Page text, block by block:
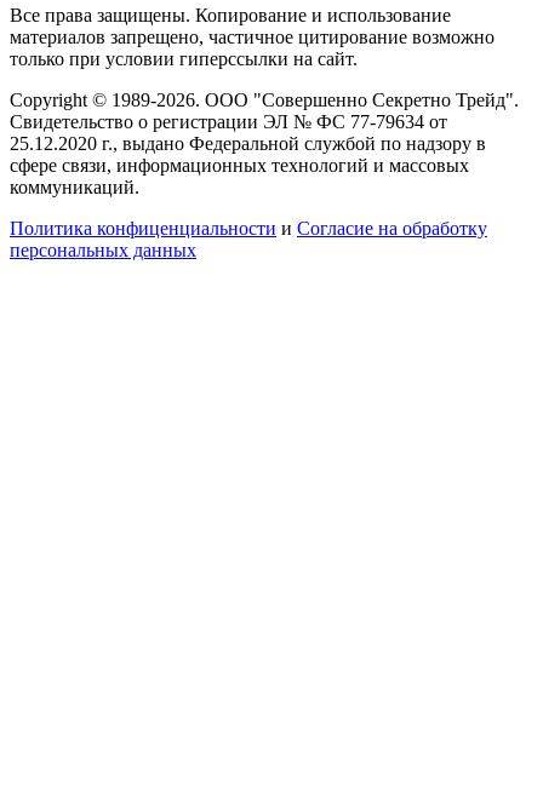
Все права защищены. Копирование и использование
материалов запрещено, частичное цитирование возможно
только при условии гиперссылки на сайт.
Copyright © 1989-2026. ООО "Совершенно Секретно Трейд".
Свидетельство о регистрации ЭЛ № ФС 77-79634 от
25.12.2020 г., выдано Федеральной службой по надзору в
сфере связи, информационных технологий и массовых
коммуникаций.
Политика конфиценциальности и Согласие на обработку
персональных данных